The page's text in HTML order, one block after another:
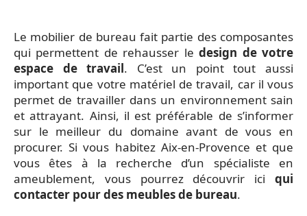
Le mobilier de bureau fait partie des composantes
qui permettent de rehausser ledesign de votre
espace de travail. C’est un point tout aussi
important que votre matériel de travail, car il vous
permet de travailler dans un environnement sain
et attrayant. Ainsi, il est préférable de s’informer
sur le meilleur du domaine avant de vous en
procurer. Si vous habitez Aix-en-Provence et que
vous êtes à la recherche d’un spécialiste en
ameublement, vous pourrez découvrir ici qui
contacter pour des meubles de bureau.